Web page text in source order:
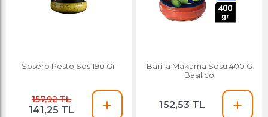
Sosero Pesto Sos 190 Gr
157,92 TL
141,25 TL
Barilla Makarna Sosu 400 G
Basilico
152,53 TL